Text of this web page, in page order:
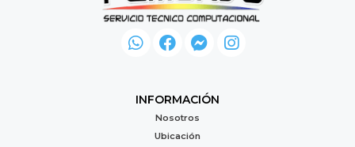
INFORMACIÓN
Nosotros
Ubicación